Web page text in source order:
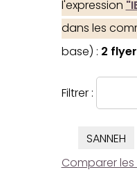
l'expression
dans les
base) : 2
Filtrer :
SANNEH
Comparer